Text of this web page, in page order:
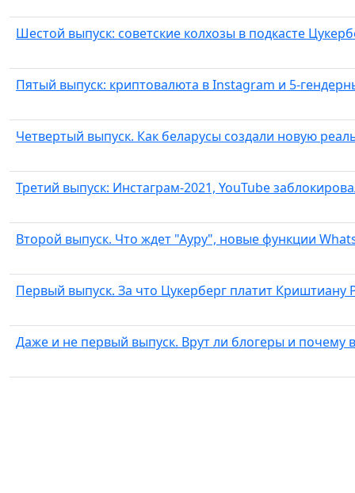
Шестой выпуск: советские колхозы в подкасте
Пятый выпуск: криптовалюта в Instagram и 5-
Четвертый выпуск. Как беларусы создали новую
Третий выпуск: Инстаграм-2021, YouTube
Второй выпуск. Что ждет "Ауру", новые функции
Первый выпуск. За что Цукерберг платит
Даже и не первый выпуск. Врут ли блогеры и почему